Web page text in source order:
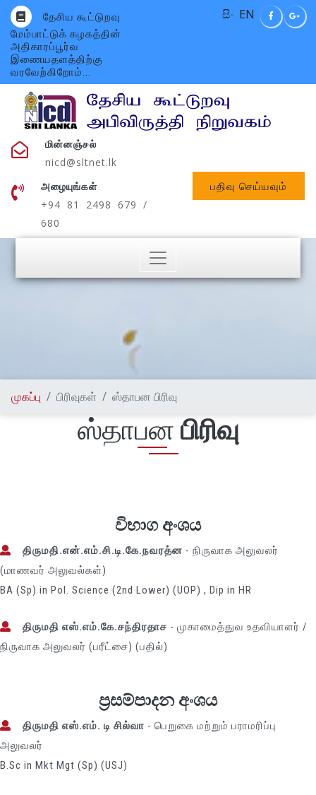
தேசிய கூட்டுறவு
மேம்பாட்டுக் கழகத்தின்
அதிகாரப்பூர்வ
இணையதளத்திற்கு
வரவேற்கிறோம்...
සිං EN
மின்னஞ்சல்
nicd@sltnet.lk
அழையுங்கள்
+94 81 2498 679 /
680
பதிவு செய்யவும்
முகப்பு பிரிவுகள் ஸ்தாபன பிரிவு
ஸ்தாபன பிரிவு
විභාග අංශය
திருமதி.என்.எம்.சி.டி.கே.நவரத்ன - நிருவாக அலுவலர்
(மாணவர் அலுவல்கள்)
BA (Sp) in Pol. Science (2nd Lower) (UOP) , Dip in HR
திருமதி எஸ்.எம்.கே.சந்திரதாச - முகாமைத்துவ உதவியாளர் /
நிருவாக அலுவலர் (பரீட்சை) (பதில்)
ප්‍රසම්පාදන අංශය
திருமதி எஸ்.எம். டி சில்வா - பெறுகை மற்றும் பராமரிப்பு
அலுவலர்
B.Sc in Mkt Mgt (Sp) (USJ)